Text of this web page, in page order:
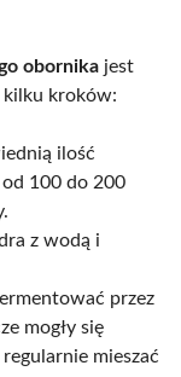
obornika jest
kilku kroków:
ilość
100 do 200
z wodą i
przez
mogły się
mieszać